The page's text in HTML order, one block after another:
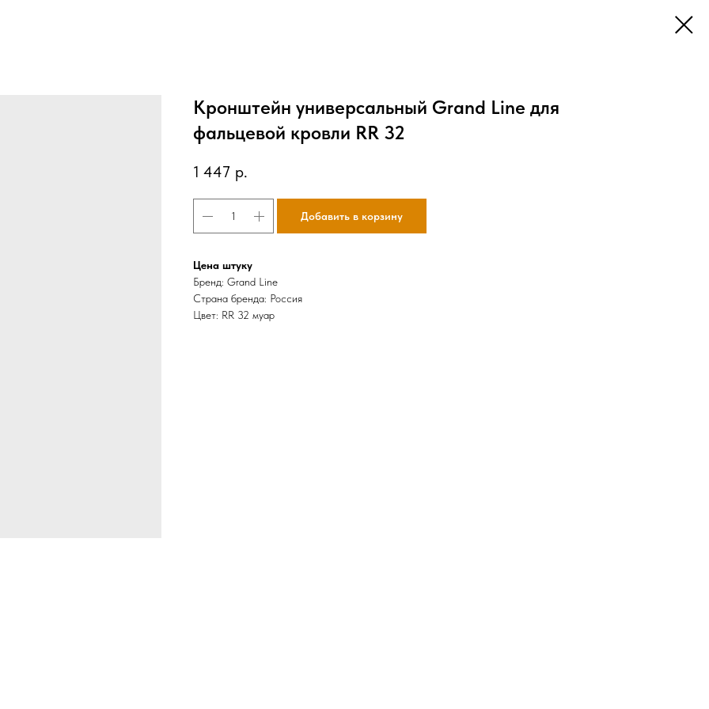
Кронштейн универсальный Grand Line для
фальцевой кровли RR 32
1 447 р.
Добавить в корзину
Цена штуку
Бренд: Grand Line
Страна бренда: Россия
Цвет: RR 32 муар